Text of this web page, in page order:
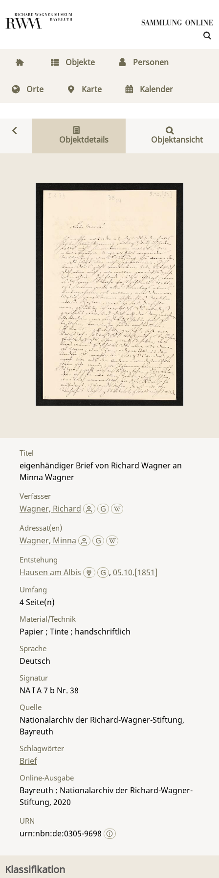
Objekte Personen
Orte Karte Kalender
Objektdetails Objektansicht
Titel
eigenhändiger Brief von Richard Wagner an
Minna Wagner
Verfasser
Wagner, Richard
Adressat(en)
Wagner, Minna
Entstehung
Hausen am Albis ,05.10.[1851]
Umfang
4
Material/Technik
Papier ; Tinte ; handschriftlich
Sprache
Deutsch
Signatur
NA I A 7 b Nr. 38
Quelle
Nationalarchiv der Richard-Wagner-Stiftung,
Bayreuth
Schlagwörter
Brief
Online-Ausgabe
Bayreuth : Nationalarchiv der Richard-Wagner-
Stiftung, 2020
URN
urn:nbn:de:0305-9698
Klassifikation